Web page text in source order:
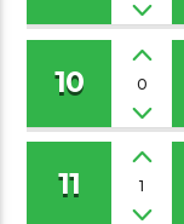
10 0
11 1